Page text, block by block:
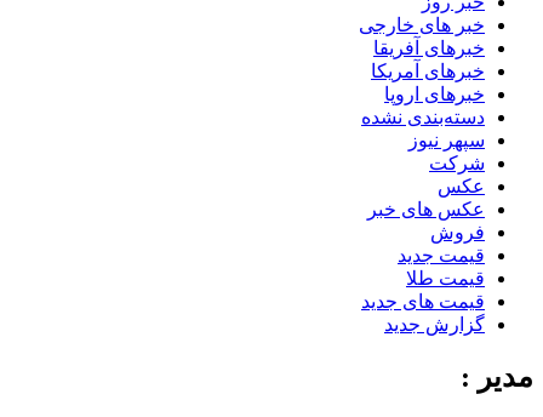
خبر های خارجی
خبرهای آفریقا
خبرهای آمریکا
خبرهای اروپا
دسته‌بندی نشده
سپهر نیوز
شرکت
عکس
عکس های خبر
فروش
قیمت جدید
قیمت طلا
قیمت های جدید
گزارش جدید
مدیر :